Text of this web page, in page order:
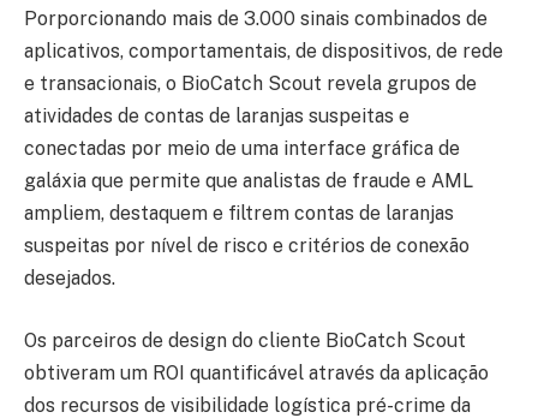
Porporcionando mais de 3.000 sinais combinados de
aplicativos, comportamentais, de dispositivos, de rede
e transacionais, o BioCatch Scout revela grupos de
atividades de contas de laranjas suspeitas e
conectadas por meio de uma interface gráfica de
galáxia que permite que analistas de fraude e AML
ampliem, destaquem e filtrem contas de laranjas
suspeitas por nível de risco e critérios de conexão
desejados.
Os parceiros de design do cliente BioCatch Scout
obtiveram um ROI quantificável através da aplicação
dos recursos de visibilidade logística pré-crime da